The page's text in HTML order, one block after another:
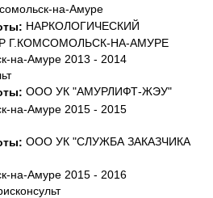
на-Амуре
НАРКОЛОГИЧЕСКИЙ
Г.КОМСОМОЛЬСК-НА-АМУРЕ
на-Амуре 2013 - 2014
ООО УК "АМУРЛИФТ-ЖЭУ"
на-Амуре 2015 - 2015
ООО УК "СЛУЖБА ЗАКАЗЧИКА
на-Амуре 2015 - 2016